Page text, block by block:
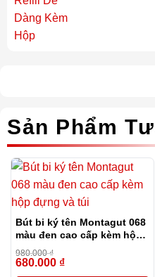
Sản Phẩm
Bút bi ký tên Montagut 068
màu đen cao cấp kèm hộp
đựng và túi
980.000₫
680.000 ₫